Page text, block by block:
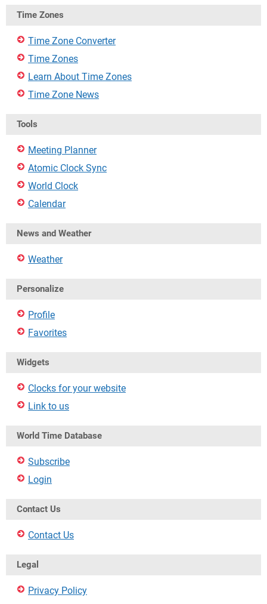
Time Zones
Time Zone Converter
Time Zones
Learn About Time Zones
Time Zone News
Tools
Meeting Planner
Atomic Clock Sync
World Clock
Calendar
News and Weather
Weather
Personalize
Profile
Favorites
Widgets
Clocks for your website
Link to us
World Time Database
Subscribe
Login
Contact Us
Contact Us
Legal
Privacy Policy